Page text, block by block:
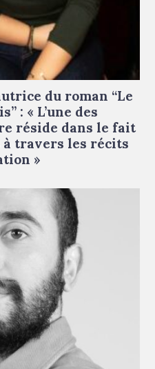
du roman “Le
: « L’une des
réside dans le fait
à travers les récits
»